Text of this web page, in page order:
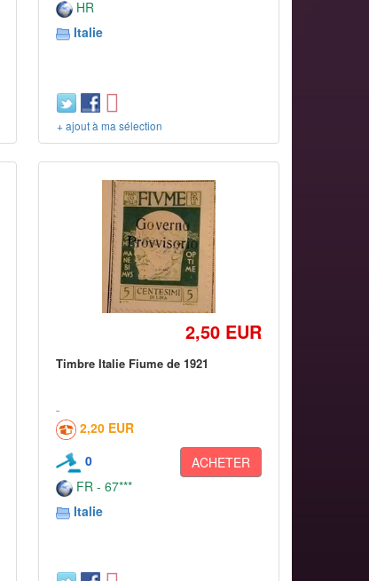
HR
Italie
+ ajout à ma sélection
2,50 EUR
Timbre Italie Fiume de 1921
2,20 EUR
0
ACHETER
FR - 67***
Italie